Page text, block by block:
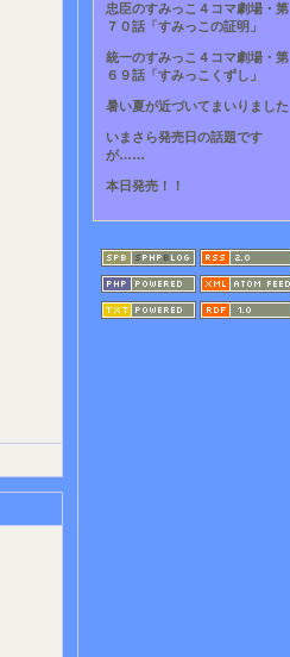
忠臣のすみっこ４コマ劇場・第
７０話「すみっこの証明」
統一のすみっこ４コマ劇場・第
６９話「すみっこくずし」
暑い夏が近づいてまいりました
いまさら発売日の話題です
が……
本日発売！！